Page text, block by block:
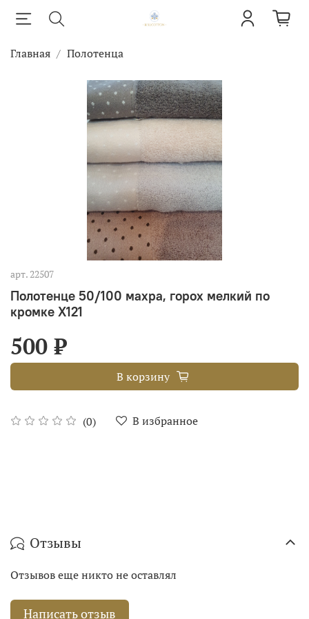
Главная Полотенца
арт. 22507
Полотенце 50/100 махра, горох мелкий по
кромке Х121
(0) В избранное
500 ₽
В корзину
Отзывы
Отзывов еще никто не оставлял
Написать отзыв